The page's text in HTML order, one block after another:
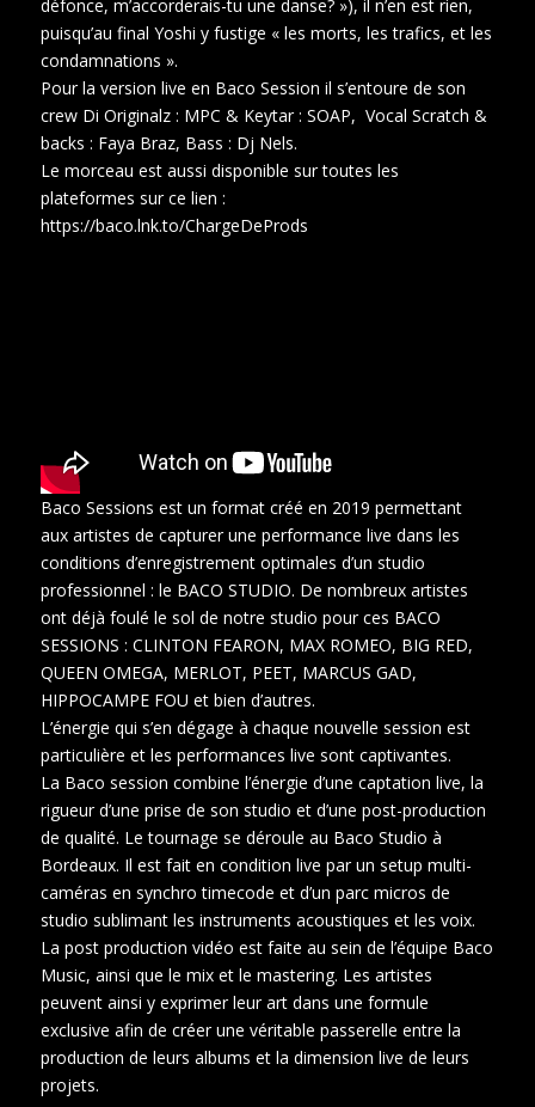
défonce, m’accorderais-tu une danse? »), il n’en est rien,
puisqu’au final Yoshi y fustige « les morts, les trafics, et les
condamnations ».
Pour la version live en Baco Session il s’entoure de son
crew Di Originalz : MPC & Keytar : SOAP,Vocal Scratch &
backs : Faya Braz, Bass : Dj Nels.
Le morceau est aussi disponible sur toutes les
plateformes sur ce lien :
https://baco.lnk.to/ChargeDeProds
Baco Sessions est un format créé en 2019 permettant
aux artistes de capturer une performance live dans les
conditions d’enregistrement optimales d’un studio
professionnel : le BACO STUDIO. De nombreux artistes
ont déjà foulé le sol de notre studio pour ces BACO
SESSIONS : CLINTON FEARON, MAX ROMEO, BIG RED,
QUEEN OMEGA, MERLOT, PEET, MARCUS GAD,
HIPPOCAMPE FOU et bien d’autres.
L’énergie qui s’en dégage à chaque nouvelle session est
particulière et les performances live sont captivantes.
La Baco session combine l’énergie d’une captation live, la
rigueur d’une prise de son studio et d’une post-production
de qualité. Le tournage se déroule au Baco Studio à
Bordeaux. Il est fait en condition live par un setup multi-
caméras en synchro timecode et d’un parc micros de
studio sublimant les instruments acoustiques et les voix.
La post production vidéo est faite au sein de l’équipe Baco
Music, ainsi que le mix et le mastering. Les artistes
peuvent ainsi y exprimer leur art dans une formule
exclusive afin de créer une véritable passerelle entre la
production de leurs albums et la dimension live de leurs
projets.